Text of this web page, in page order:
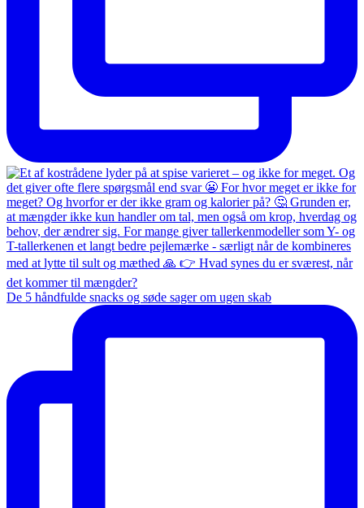
De 5 håndfulde snacks og søde sager om ugen skab